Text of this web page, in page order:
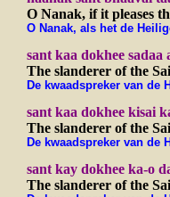
O Nanak, if it pleases
O Nanak, als het de
sant kaa dokhee sadaa
The slanderer of the
De kwaadspreker van
sant kaa dokhee kisai
The slanderer of the
De kwaadspreker van de
sant kay dokhee ka-o
The slanderer of the